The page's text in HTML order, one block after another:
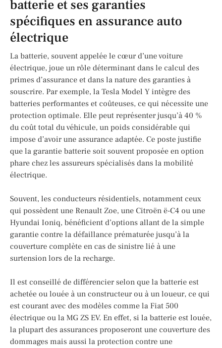
batterie et ses garanties
spécifiques en assurance auto
électrique
La batterie, souvent appelée le cœur d’une voiture
électrique, joue un rôle déterminant dans le calcul des
primes d’assurance et dans la nature des garanties à
souscrire. Par exemple, la Tesla Model Y intègre des
batteries performantes et coûteuses, ce qui nécessite une
protection optimale. Elle peut représenter jusqu’à 40 %
du coût total du véhicule, un poids considérable qui
impose d’avoir une assurance adaptée. Ce poste justifie
que la garantie batterie soit souvent proposée en option
phare chez les assureurs spécialisés dans la mobilité
électrique.
Souvent, les conducteurs résidentiels, notamment ceux
qui possèdent une Renault Zoe, une Citroën ë-C4 ou une
Hyundai Ioniq, bénéficient d’options allant de la simple
garantie contre la défaillance prématurée jusqu’à la
couverture complète en cas de sinistre lié à une
surtension lors de la recharge.
Il est conseillé de différencier selon que la batterie est
achetée ou louée à un constructeur ou à un loueur, ce qui
est courant avec des modèles comme la Fiat 500
électrique ou la MG ZS EV. En effet, si la batterie est louée,
la plupart des assurances proposeront une couverture des
dommages mais aussi la protection contre une